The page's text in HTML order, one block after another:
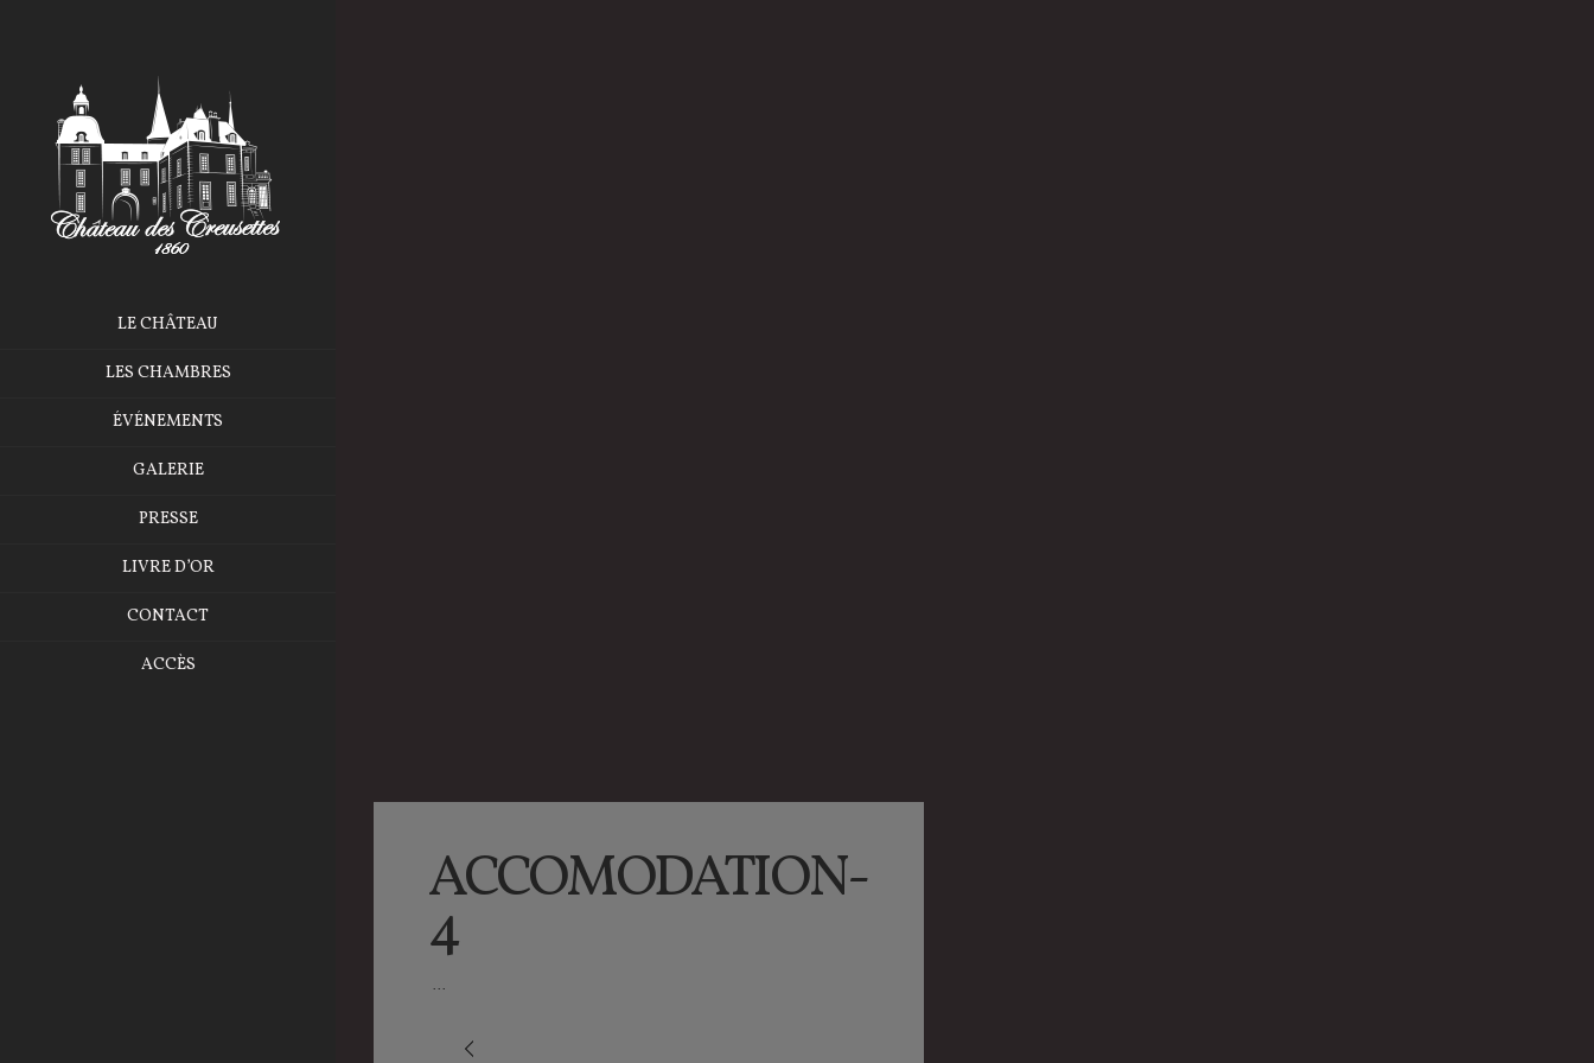
LE CHÂTEAU
LES CHAMBRES
ÉVÉNEMENTS
GALERIE
PRESSE
LIVRE D’OR
CONTACT
ACCÈS
ACCOMODATION-
4
...